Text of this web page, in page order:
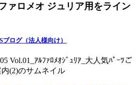
ァロメオ ジュリア用をライン
ログ（法人様向け）